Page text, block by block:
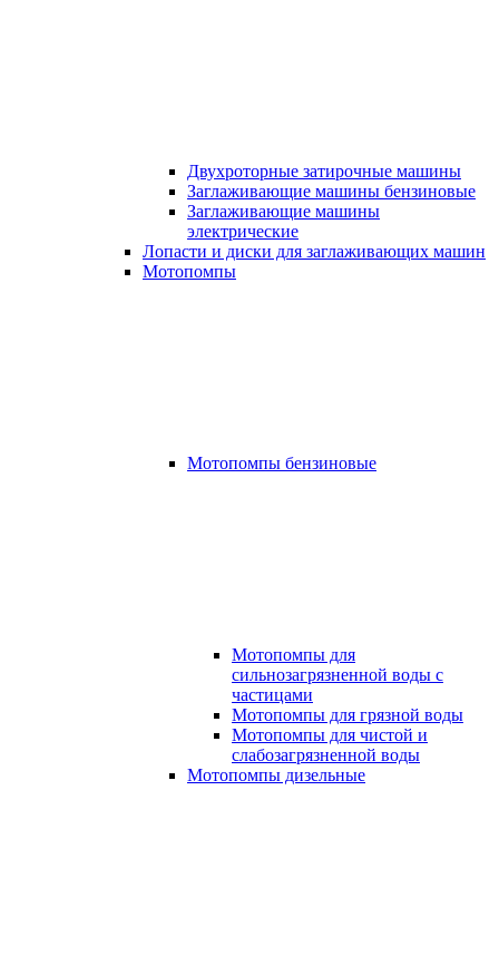
Двухроторные затирочные машины
Заглаживающие машины бензиновые
Заглаживающие машины
электрические
Лопасти и диски для заглаживающих машин
Мотопомпы
Мотопомпы бензиновые
Мотопомпы для
сильнозагрязненной воды с
частицами
Мотопомпы для грязной воды
Мотопомпы для чистой и
слабозагрязненной воды
Мотопомпы дизельные